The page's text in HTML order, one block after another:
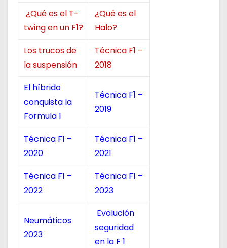
¿Qué es el T-
twing en un F1?
¿Qué es el
Halo?
Los trucos de
la suspensión
Técnica F1 –
2018
El híbrido
conquista la
Formula 1
Técnica F1 –
2019
Técnica F1 –
2020
Técnica F1 –
2021
Técnica F1 –
2022
Técnica F1 –
2023
Neumáticos
2023
Evolución
seguridad
en la F 1